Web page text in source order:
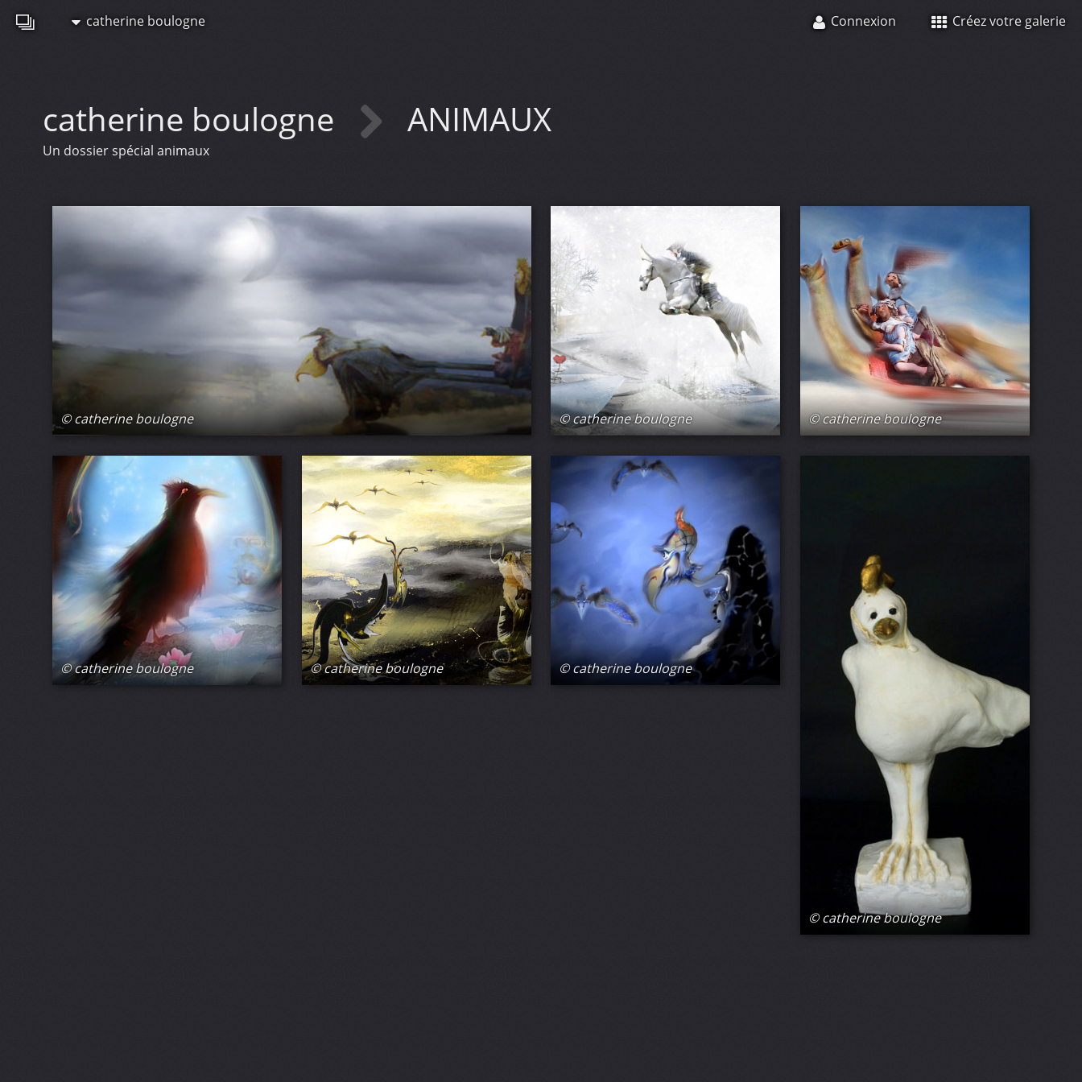
catherine boulogne Connexion Créez votre galerie
catherine boulogne ANIMAUX
Un dossier spécial animaux
© catherine boulogne © catherine boulogne © catherine boulogne
© catherine boulogne
© catherine boulogne
© catherine boulogne
© catherine boulogne